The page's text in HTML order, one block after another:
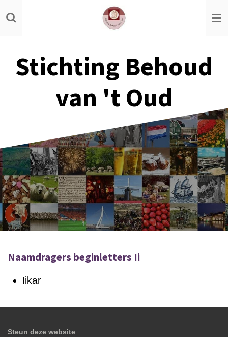
Ga
direct
hoofdinhoud
Stichting Behoud
van 't Oud
Naamdragers beginletters Ii
Iikar
Steun deze website